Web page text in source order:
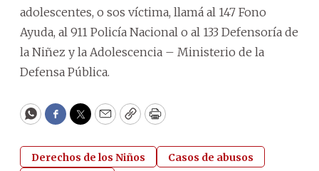
adolescentes, o sos víctima, llamá al 147 Fono
Ayuda, al 911 Policía Nacional o al 133 Defensoría de
la Niñez y la Adolescencia – Ministerio de la
Defensa Pública.
WhatsApp
Facebook
Twitter
EmailCopyPrint
Derechos de los Niños
Casos de abusos